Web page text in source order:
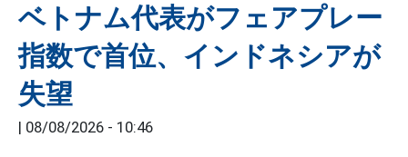
ベトナム代表がフェアプレー
指数で首位、インドネシアが
失望
| 08/08/2026 - 10:46